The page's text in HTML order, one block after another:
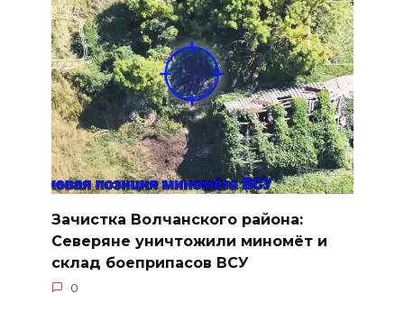
Зачистка Волчанского района:
Северяне уничтожили миномёт и
склад боеприпасов ВСУ
0